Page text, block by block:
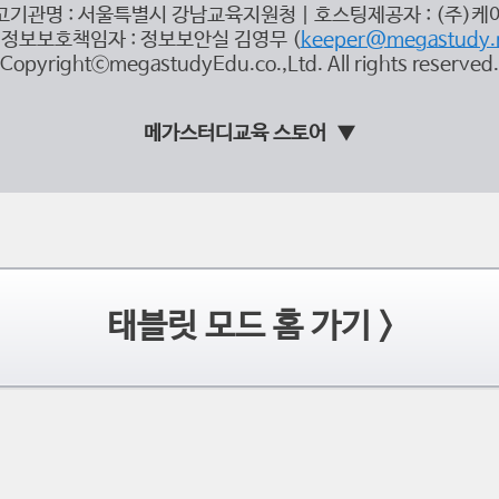
기관명 : 서울특별시 강남교육지원청 | 호스팅제공자 : (주)케
보보호책임자 : 정보보안실 김영무 (
CopyrightⓒmegastudyEdu.co.,Ltd. All rights reserved.
메가스터디교육 스토어
태블릿 모드 홈 가기 >